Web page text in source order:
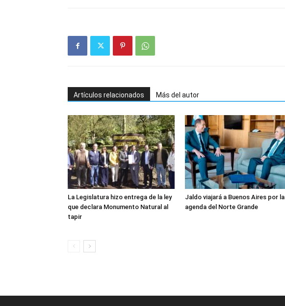
Artículos relacionados Más del autor
La Legislatura hizo entrega de la ley
que declara Monumento Natural al
tapir
Jaldo viajará a Buenos Aires por la
agenda del Norte Grande